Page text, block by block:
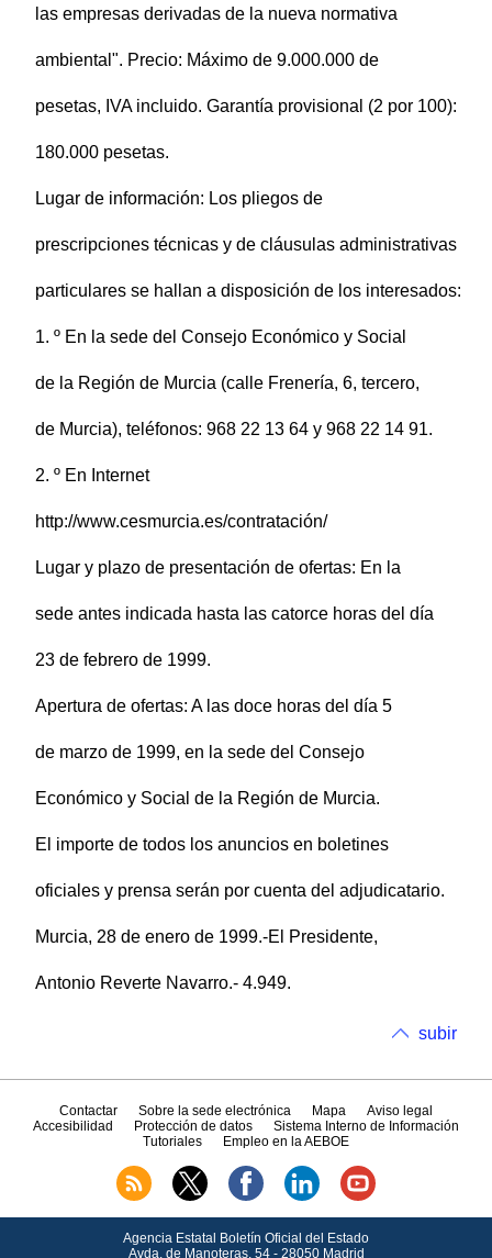
las empresas derivadas de la nueva normativa
ambiental". Precio: Máximo de 9.000.000 de
pesetas, IVA incluido. Garantía provisional (2 por 100):
180.000 pesetas.
Lugar de información: Los pliegos de
prescripciones técnicas y de cláusulas administrativas
particulares se hallan a disposición de los interesados:
1. º En la sede del Consejo Económico y Social
de la Región de Murcia (calle Frenería, 6, tercero,
de Murcia), teléfonos: 968 22 13 64 y 968 22 14 91.
2. º En Internet
http://www.cesmurcia.es/contratación/
Lugar y plazo de presentación de ofertas: En la
sede antes indicada hasta las catorce horas del día
23 de febrero de 1999.
Apertura de ofertas: A las doce horas del día 5
de marzo de 1999, en la sede del Consejo
Económico y Social de la Región de Murcia.
El importe de todos los anuncios en boletines
oficiales y prensa serán por cuenta del adjudicatario.
Murcia, 28 de enero de 1999.-El Presidente,
Antonio Reverte Navarro.- 4.949.
subir
Contactar Sobre la sede electrónica Mapa
Aviso legal
Accesibilidad
Protección de datos
Sistema Interno de Información
Tutoriales
Empleo en la AEBOE
Agencia Estatal Boletín Oficial del Estado
Avda. de Manoteras, 54 - 28050 Madrid